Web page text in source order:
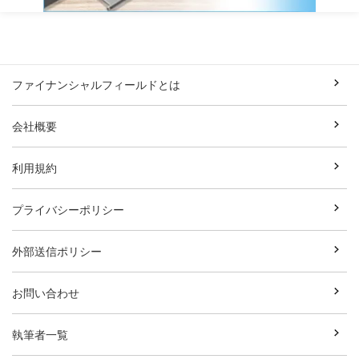
ファイナンシャルフィールドとは
会社概要
利用規約
プライバシーポリシー
外部送信ポリシー
お問い合わせ
執筆者一覧